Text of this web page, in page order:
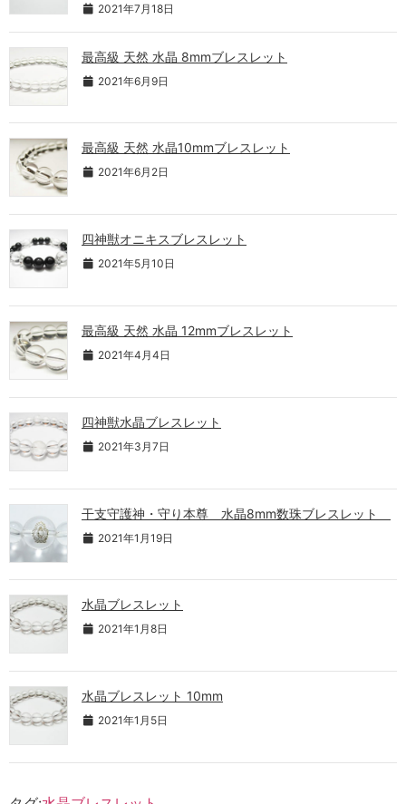
2021年7月18日
最高級 天然 水晶 8mmブレスレット
2021年6月9日
最高級 天然 水晶10mmブレスレット
2021年6月2日
四神獣オニキスブレスレット
2021年5月10日
最高級 天然 水晶 12mmブレスレット
2021年4月4日
四神獣水晶ブレスレット
2021年3月7日
干支守護神・守り本尊 水晶8mm数珠ブレスレット
2021年1月19日
水晶ブレスレット
2021年1月8日
水晶ブレスレット 10mm
2021年1月5日